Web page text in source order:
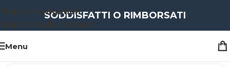
Skip to navigationSODDISFATTI O RIMBORSATI
Menu